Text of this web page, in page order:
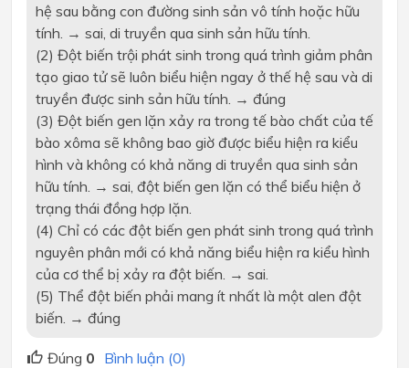
hệ sau bằng con đường sinh sản vô tính hoặc hữu
tính. → sai, di truyền qua sinh sản hữu tính.
(2) Đột biến trội phát sinh trong quá trình giảm phân
tạo giao tử sẽ luôn biểu hiện ngay ở thế hệ sau và di
truyền được sinh sản hữu tính. → đúng
(3) Đột biến gen lặn xảy ra trong tế bào chất của tế
bào xôma sẽ không bao giờ được biểu hiện ra kiểu
hình và không có khả năng di truyền qua sinh sản
hữu tính. → sai, đột biến gen lặn có thể biểu hiện ở
trạng thái đồng hợp lặn.
(4) Chỉ có các đột biến gen phát sinh trong quá trình
nguyên phân mới có khả năng biểu hiện ra kiểu hình
của cơ thể bị xảy ra đột biến. → sai.
(5) Thể đột biến phải mang ít nhất là một alen đột
biến. → đúng
Đúng 0 Bình luận (0)